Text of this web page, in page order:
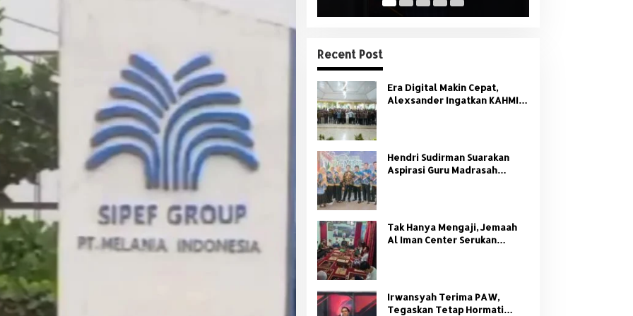
Recent Post
Era Digital Makin Cepat,
Alexsander Ingatkan KAHMI:
Hendri Sudirman Suarakan
Aspirasi Guru Madrasah
Tak Hanya Mengaji, Jemaah
Al Iman Center Serukan
Irwansyah Terima PAW,
Tegaskan Tetap Hormati